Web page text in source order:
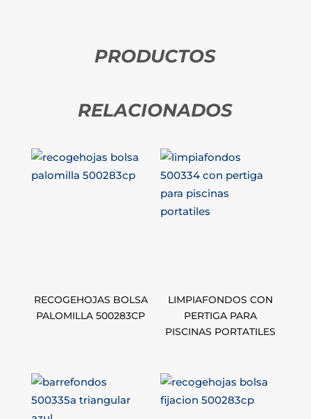
PRODUCTOS
RELACIONADOS
RECOGEHOJAS BOLSA
PALOMILLA 500283CP
LIMPIAFONDOS CON
PERTIGA PARA
PISCINAS PORTATILES